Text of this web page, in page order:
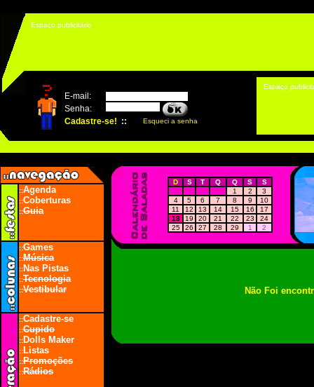
Espaço publicitário
Espaço
::Agenda
::Coberturas
::Guia
::Games
::Música
::Nas Pistas
::Tecnologia
::Vestibular
::Cadastre-se
::Cupido
::Dolls Maker
::Listas
::Promoções
::Rádios
Não Foi
D S T Q Q S
S
1
2
3
4
5 6 7 8 9
10
11
12 13 14 15 16
17
18
19 20 21 22 23
24
25
26 27 28 29 1 2